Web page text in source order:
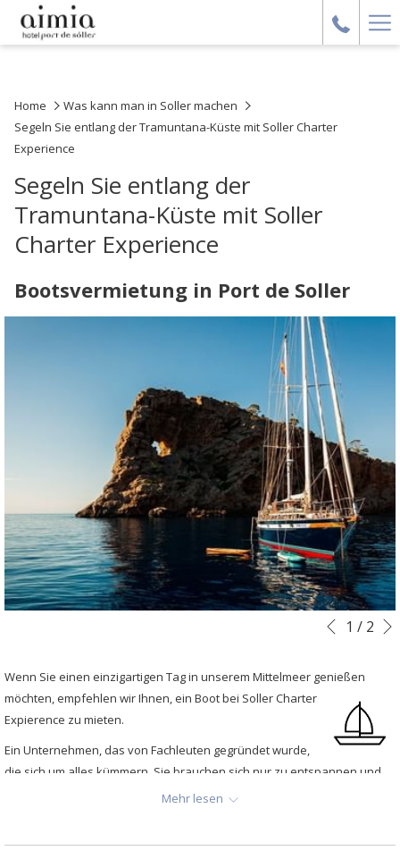
Home
Was kann man in Soller machen
Segeln Sie entlang der Tramuntana-Küste mit Soller Charter
Experience
Segeln Sie entlang der
Tramuntana-Küste mit Soller
Charter Experience
Bootsvermietung in Port de Soller
Diashow-
Durch
folgenden
Links
der
1 / 2
Wenn Sie einen einzigartigen Tag in unserem Mittelmeer genießen
möchten,empfehlen wir Ihnen, ein Boot bei Soller Charter
Expierence zu mieten.
Ein Unternehmen, das von Fachleuten gegründet wurde,
die sich um alles kümmern. Sie brauchen sich nur zu entspannen und
die Reise bei der Betrachtung der wunderbaren Landschaften, die uns
Hier ist eine Liste der Boote:
Mehr lesen